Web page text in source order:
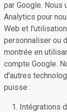
par Google.
Analytics pour
Web et
personnaliser ou
montrée en
compte Google.
d'autres
puisse :
Intégrations